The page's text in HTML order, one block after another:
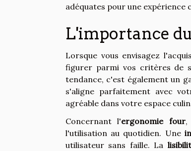
adéquates pour une expérience
L'importance
Lorsque vous envisagez
figurer parmi vos critères de
tendance, c'est également un
s'aligne parfaitement avec
agréable dans votre espace
Concernant l'ergonomie four,
l'utilisation au quotidien. Une
utilisateur sans faille. La